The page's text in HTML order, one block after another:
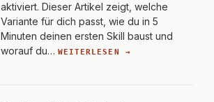
aktiviert. Dieser Artikel zeigt, welche
Variante für dich passt, wie du in 5
Minuten deinen ersten Skill baust und
worauf du… WEITERLESEN →